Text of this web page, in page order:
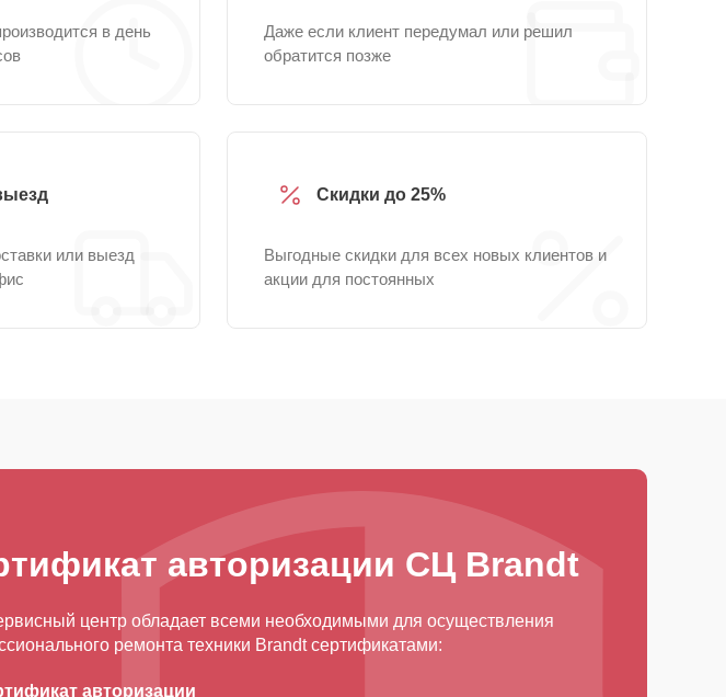
в день
Даже если клиент передумал или решил
обратится позже
или выезд
Скидки до 25%
Выгодные скидки для всех новых клиентов и
акции для постоянных
авторизации СЦ Brandt
центр обладает всеми необходимыми для осуществления
ремонта техники Brandt сертификатами:
авторизации